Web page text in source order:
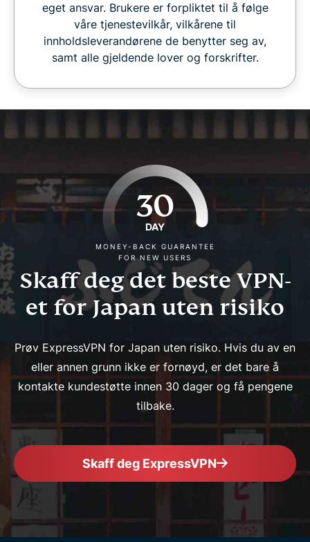
eget ansvar. Brukere er forpliktet til å følge
våre tjenestevilkår, vilkårene til
innholdsleverandørene de benytter seg av,
samt alle gjeldende lover og forskrifter.
30
DAY
MONEY-BACK GUARANTEE
FOR NEW USERS
Skaff deg det beste VPN-
et for Japan uten risiko
Prøv ExpressVPN for Japan uten risiko. Hvis du av en
eller annen grunn ikke er fornøyd, er det bare å
kontakte kundestøtte innen 30 dager og få pengene
tilbake.
Skaff deg ExpressVPN